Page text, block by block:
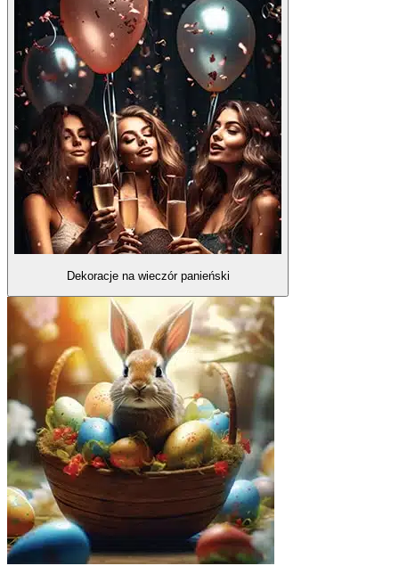
Dekoracje na wieczór panieński